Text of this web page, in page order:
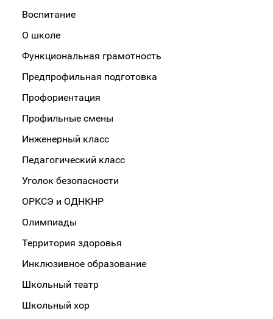
Воспитание
О школе
Функциональная грамотность
Предпрофильная подготовка
Профориентация
Профильные смены
Инженерный класс
Педагогический класс
Уголок безопасности
ОРКСЭ и ОДНКНР
Олимпиады
Территория здоровья
Инклюзивное образование
Школьный театр
Школьный хор